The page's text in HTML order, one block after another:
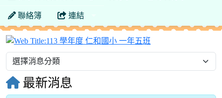
聯絡簿 連結
最新消息